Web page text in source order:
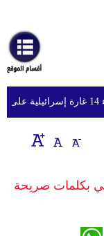
أخبارعاجلة
رياضة
ثقافة
إقتصاد
وموسيقى
بكلمات صريحة